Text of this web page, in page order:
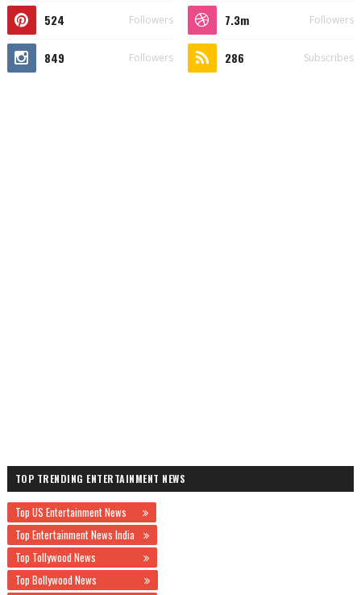
524 Followers 7.3m Followers
849 Followers 286 Subscribes
TOP TRENDING ENTERTAINMENT NEWS
Top US Entertainment News
Top Entertainment News India
Top Tollywood News
Top Bollywood News